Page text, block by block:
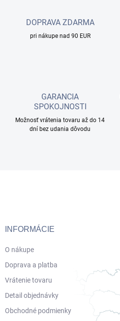
DOPRAVA ZDARMA
pri nákupe nad 90 EUR
GARANCIA
SPOKOJNOSTI
Možnosť vrátenia tovaru až do 14
dní bez udania dôvodu
INFORMÁCIE
O nákupe
Doprava a platba
Vrátenie tovaru
Detail objednávky
Obchodné podmienky